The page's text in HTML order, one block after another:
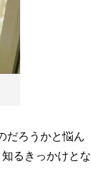
だろうかと悩ん
るきっかけとな